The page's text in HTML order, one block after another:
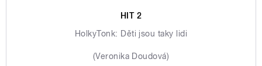
HIT 2
HolkyTonk: Děti jsou taky lidi
(Veronika Doudová)